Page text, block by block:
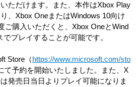
ただけます。また、本作はXbox Play
、Xbox OneまたはWindows 10向け
ご購入いただくと、Xbox OneとWind
プレイすることが可能です。
Store（https://www.microsoft.com/sto
て予約を開始いたしました。また、X
発売日当日よりプレイ可能になりま